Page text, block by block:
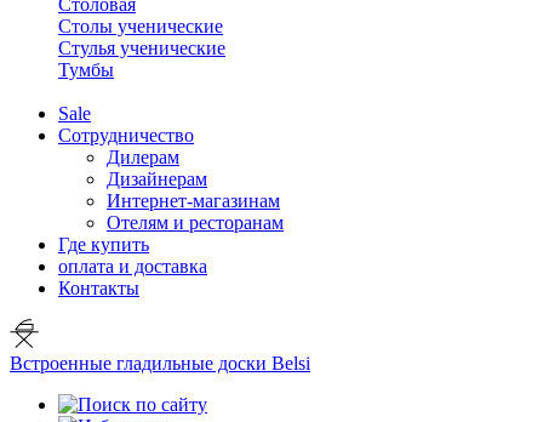
Столы ученические
Стулья ученические
Тумбы
Sale
Сотрудничество
Дилерам
Дизайнерам
Интернет-магазинам
Отелям и ресторанам
Где купить
оплата и доставка
Контакты
Встроенные гладильные доски Belsi